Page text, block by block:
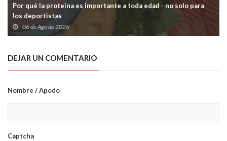
Por qué la proteína es importante a toda edad - no solo para
los deportistas
06 de Ago de 2026
DEJAR UN COMENTARIO
Nombre / Apodo
Captcha